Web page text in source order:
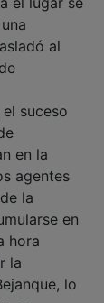
al
suceso
en la
agentes
la
en
hora
la
lo
se